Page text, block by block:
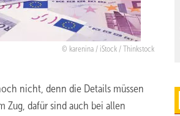
karenina / iStock / Thinkstock
nicht, denn die Details müssen
Zug, dafür sind auch bei allen